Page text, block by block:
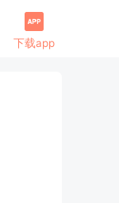
下载app